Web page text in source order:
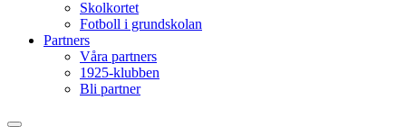
Skolkortet
Fotboll i grundskolan
Partners
Våra partners
1925-klubben
Bli partner